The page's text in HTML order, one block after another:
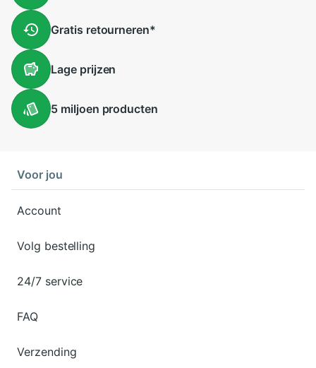
Gratis retourneren*
Lageprijzen
5 miljoen producten
Voor jou
Account
Volg bestelling
24/7 service
FAQ
Verzending